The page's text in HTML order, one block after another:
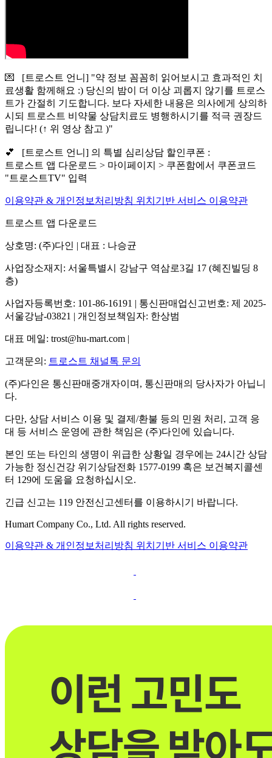
💌 [트로스트 언니] "약 정보 꼼꼼히 읽어보시고 효과적인 치
료생활 함께해요 :) 당신의 밤이 더 이상 괴롭지 않기를 트로스
트가 간절히 기도합니다. 보다 자세한 내용은 의사에게 상의하
시되 트로스트 비약물 상담치료도 병행하시기를 적극 권장드
립니다! (↑ 위 영상 참고 )"
💕 [트로스트 언니] 의 특별 심리상담 할인쿠폰 :
트로스트 앱 다운로드 > 마이페이지 > 쿠폰함에서 쿠폰코드
"트로스트TV" 입력
이용약관 & 개인정보처리방침 위치기반 서비스 이용약관
트로스트 앱 다운로드
상호명: (주)다인 | 대표 : 나승균
사업장소재지: 서울특별시 강남구 역삼로3길 17 (혜진빌딩 8
층)
사업자등록번호: 101-86-16191 | 통신판매업신고번호: 제 2025-
서울강남-03821 | 개인정보책임자: 한상범
대표 메일: trost@hu-mart.com |
고객문의: 트로스트 채널톡 문의
(주)다인은 통신판매중개자이며, 통신판매의 당사자가 아닙니
다.
다만, 상담 서비스 이용 및 결제/환불 등의 민원 처리, 고객 응
대 등 서비스 운영에 관한 책임은 (주)다인에 있습니다.
본인 또는 타인의 생명이 위급한 상황일 경우에는 24시간 상담
가능한 정신건강 위기상담전화 1577-0199 혹은 보건복지콜센
터 129에 도움을 요청하십시오.
긴급 신고는 119 안전신고센터를 이용하시기 바랍니다.
Humart Company Co., Ltd. All rights reserved.
이용약관 & 개인정보처리방침 위치기반 서비스 이용약관